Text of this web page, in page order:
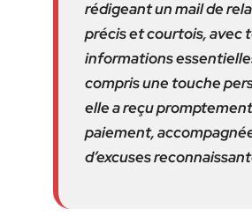
rédigeant un mail de
précis et courtois, avec
informations
compris une touche
elle a reçu
paiement,
d’excuses